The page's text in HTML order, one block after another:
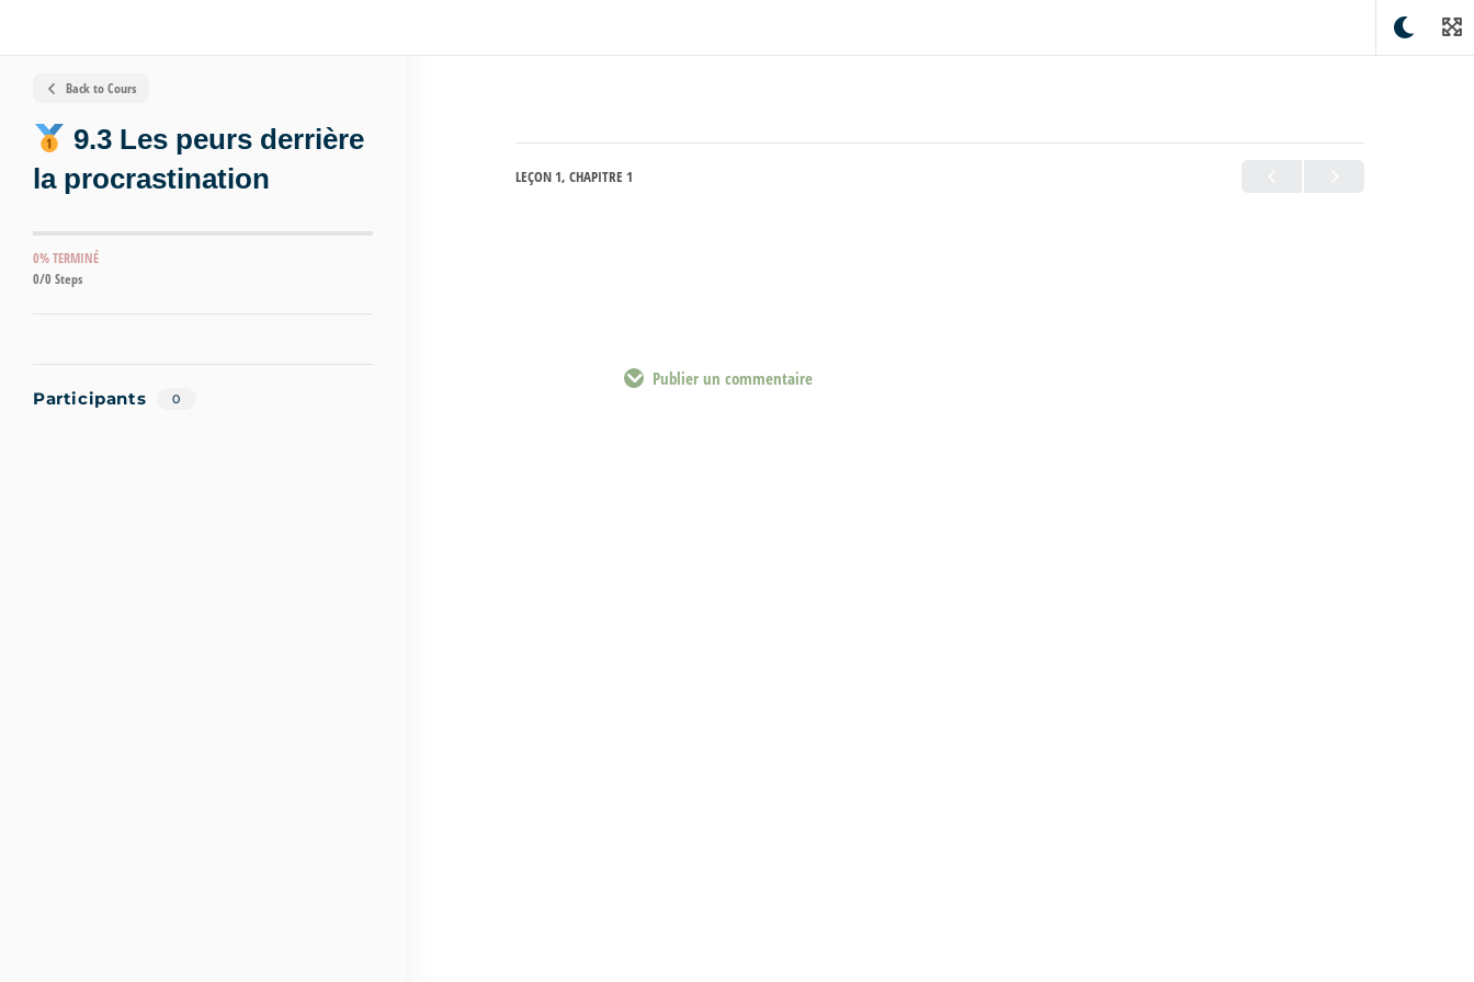
Back to Cours
9.3 Les peurs derrière
la procrastination
0% TERMINÉ
0/0 Steps
Participants 0
LEÇON 1, CHAPITRE 1
Publier un commentaire